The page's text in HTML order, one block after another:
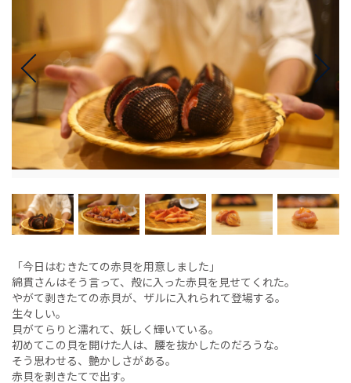
「今日はむきたての赤貝を用意しました」
綿貫さんはそう言って、殻に入った赤貝を見せてくれた。
やがて剥きたての赤貝が、ザルに入れられて登場する。
生々しい。
貝がてらりと濡れて、妖しく輝いている。
初めてこの貝を開けた人は、腰を抜かしたのだろうな。
そう思わせる、艶かしさがある。
赤貝を剥きたてで出す。